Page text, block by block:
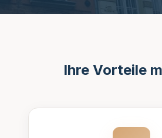
Ihre Vorteile